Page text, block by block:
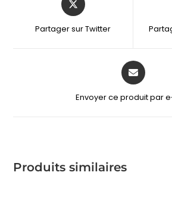
Partager sur Twitter
Envoyer ce produit par
Produits similaires